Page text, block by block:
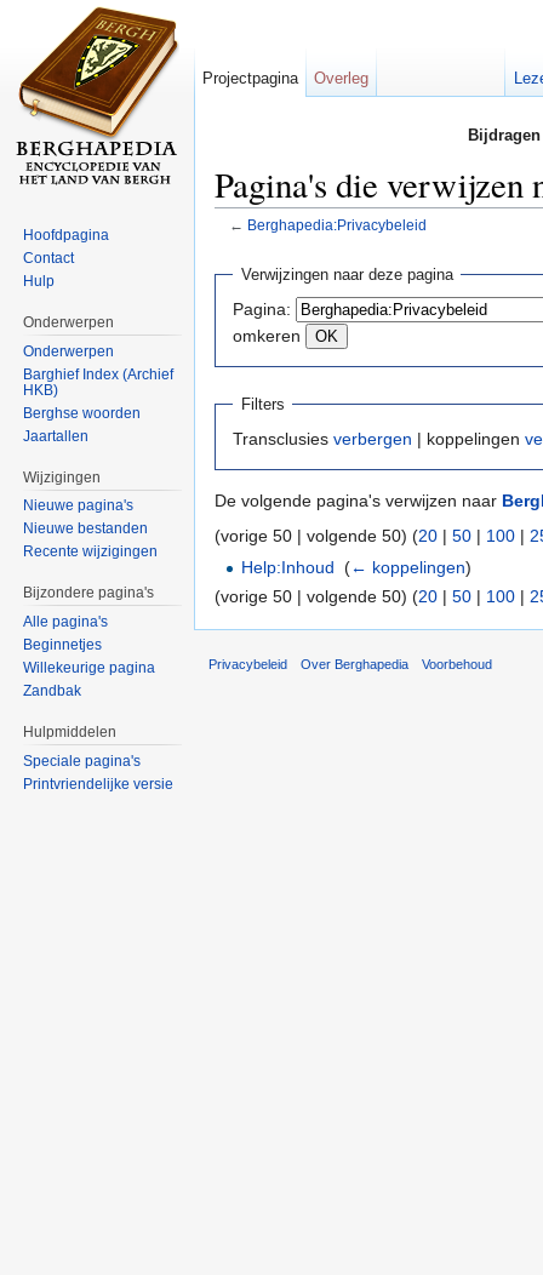
Pagina's die verwijzen
← Berghapedia:Privacybeleid
Verwijzingen naar deze pagina
Pagina:
omkeren
Filters
Transclusies verbergen | koppelingen
De volgende pagina's verwijzen naar
(vorige 50 | volgende 50) (20 | 50 | 100 |
Help:Inhoud ‎(← koppelingen)
(vorige 50 | volgende 50) (20 | 50 | 100 |
Projectpagina Overleg
Hoofdpagina
Contact
Hulp
Onderwerpen
Onderwerpen
Barghief Index (Archief
HKB)
Berghse woorden
Jaartallen
Wijzigingen
Nieuwe pagina's
Nieuwe bestanden
Recente wijzigingen
Bijzondere pagina's
Alle pagina's
Beginnetjes
Willekeurige pagina
Zandbak
Hulpmiddelen
Speciale pagina's
Printvriendelijke versie
Privacybeleid Over Berghapedia Voorbehoud